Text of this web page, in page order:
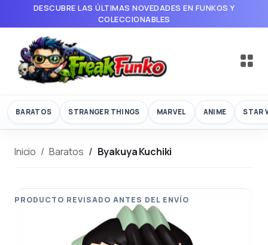
DESCUBRE LAS ÚLTIMAS NOVEDADES EN FUNKOS Y
COLECCIONABLES
BARATOS STRANGER THINGS MARVEL ANIME STAR
Inicio Baratos Byakuya Kuchiki